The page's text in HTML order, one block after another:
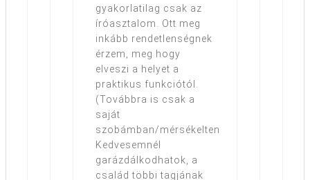
gyakorlatilag csak az
íróasztalom. Ott meg
inkább rendetlenségnek
érzem, meg hogy
elveszi a helyet a
praktikus funkciótól.
(Továbbra is csak a
saját
szobámban/mérsékelten
Kedvesemnél
garázdálkodhatok, a
család többi tagjának